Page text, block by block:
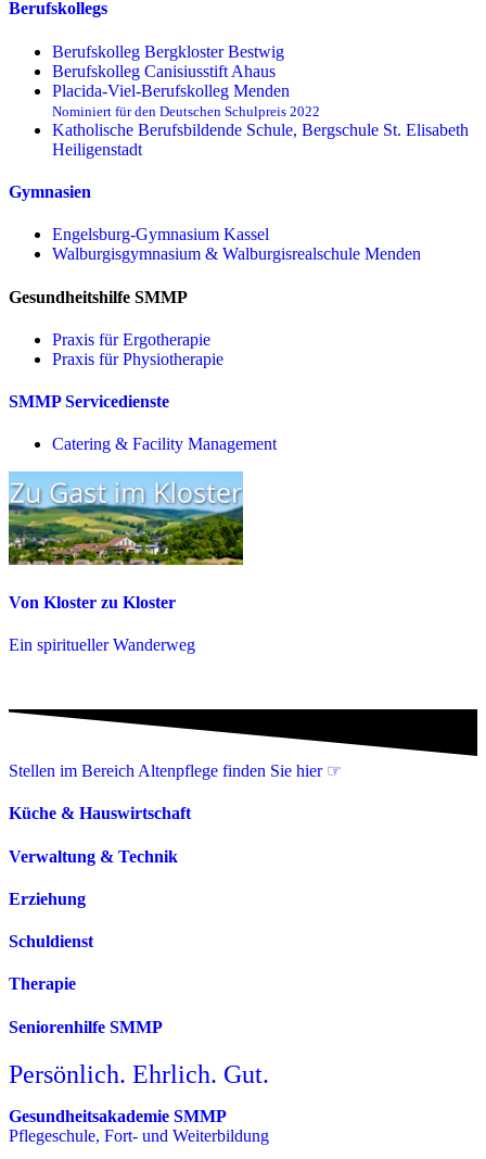
Berufskollegs
Berufskolleg Bergkloster Bestwig
Berufskolleg Canisiusstift Ahaus
Placida-Viel-Berufskolleg Menden
Nominiert für den Deutschen Schulpreis 2022
Katholische Berufsbildende Schule, Bergschule St. Elisabeth
Heiligenstadt
Gymnasien
Engelsburg-Gymnasium Kassel
Walburgisgymnasium & Walburgisrealschule Menden
Gesundheitshilfe SMMP
Praxis für Ergo­therapie
Praxis für Physio­therapie
SMMP Servicedienste
Catering & Facility Management
Von Kloster zu Kloster
Ein spiritueller Wanderweg
Stellen im Bereich Altenpflege finden Sie hier ☞
Küche & Hauswirtschaft
Verwaltung & Technik
Erziehung
Schuldienst
Therapie
Seniorenhilfe SMMP
Persönlich. Ehrlich. Gut.
Gesundheitsakademie SMMP
Pflegeschule, Fort- und Weiterbildung